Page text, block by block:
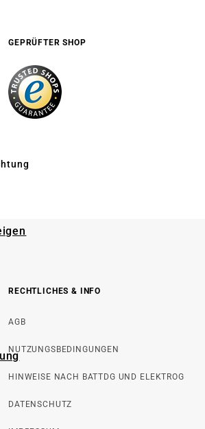
GEPRÜFTER SHOP
RECHTLICHES & INFO
AGB
NUTZUNGSBEDINGUNGEN
HINWEISE NACH BATTDG UND ELEKTROG
DATENSCHUTZ